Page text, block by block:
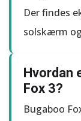
Der findes
solskærm
Hvordan
Fox 3?
Bugaboo